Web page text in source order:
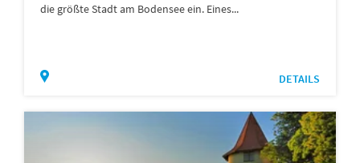
die größte Stadt am Bodensee ein. Eines...
DETAILS